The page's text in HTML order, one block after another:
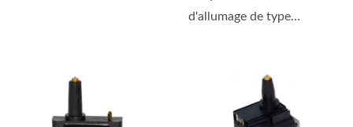
d'allumage de type